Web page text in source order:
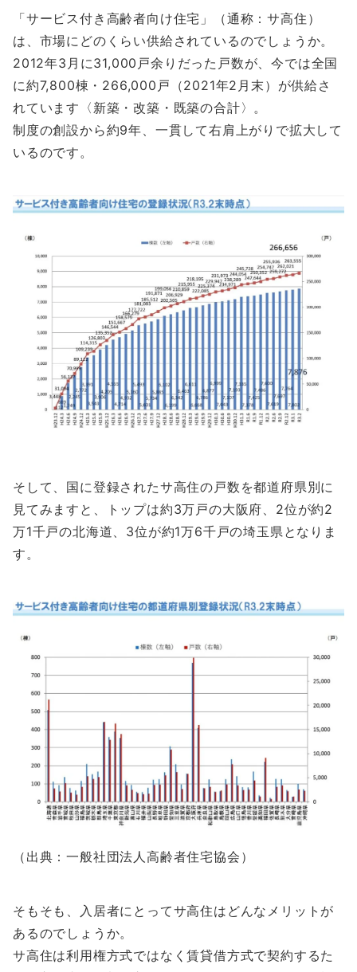
「サービス付き高齢者向け住宅」（通称：サ高住）
は、市場にどのくらい供給されているのでしょうか。
2012年3月に31,000戸余りだった戸数が、今では全国
に約7,800棟・266,000戸（2021年2月末）が供給さ
れています〈新築・改築・既築の合計〉。
制度の創設から約9年、 一貫して右肩上がりで拡大 して
いるのです。
そして、国に登録されたサ高住の戸数を都道府県別に
見てみますと、
トップは約3万戸の大阪府、2位が約2
万1千戸の北海道、3位が約1万6千戸の埼玉県 となりま
す。
（出典：一般社団法人高齢者住宅協会）
そもそも、入居者にとってサ高住はどんなメリットが
あるのでしょうか。
サ高住は利用権方式ではなく賃貸借方式で契約するた